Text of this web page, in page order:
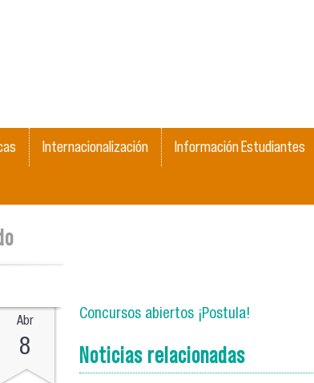
Internacionalización Información Estudiantes
Abr
8
Concursos abiertos ¡Postula!
Noticias relacionadas